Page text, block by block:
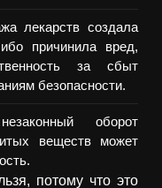
лекарств создала
причинила вред,
за сбыт
безопасности.
оборот
веществ может
потому что это